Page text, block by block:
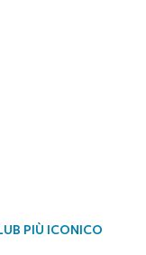
PIÙ ICONICO